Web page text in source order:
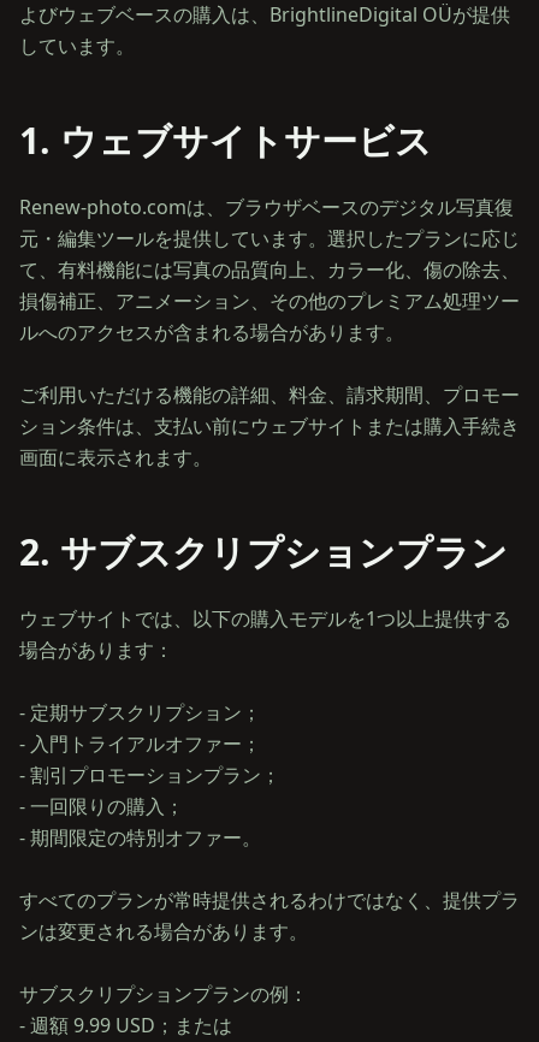
よびウェブベースの購入は、BrightlineDigital OÜが提供
しています。
1. ウェブサイトサービス
Renew-photo.comは、ブラウザベースのデジタル写真復
元・編集ツールを提供しています。選択したプランに応じ
て、有料機能には写真の品質向上、カラー化、傷の除去、
損傷補正、アニメーション、その他のプレミアム処理ツー
ルへのアクセスが含まれる場合があります。
ご利用いただける機能の詳細、料金、請求期間、プロモー
ション条件は、支払い前にウェブサイトまたは購入手続き
2. サブスクリプションプラン
ウェブサイトでは、以下の購入モデルを1つ以上提供する
場合があります：
- 定期サブスクリプション；
- 入門トライアルオファー；
- 割引プロモーションプラン；
- 一回限りの購入；
- 期間限定の特別オファー。
すべてのプランが常時提供されるわけではなく、提供プラ
ンは変更される場合があります。
サブスクリプションプランの例：
- 週額 9.99 USD；または